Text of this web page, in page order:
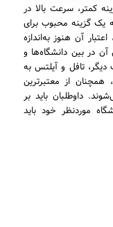
کمتر، سرعت بالا در
یک گزینه محبوب برای
آن هنوز به‌اندازه
در بین دانشگاه‌ها و
تافل و آیلتس به
همچنان از معتبرترین
داوطلبان باید بر
موردنظر خود باید